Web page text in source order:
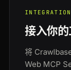
接入你的
将
Web MCP